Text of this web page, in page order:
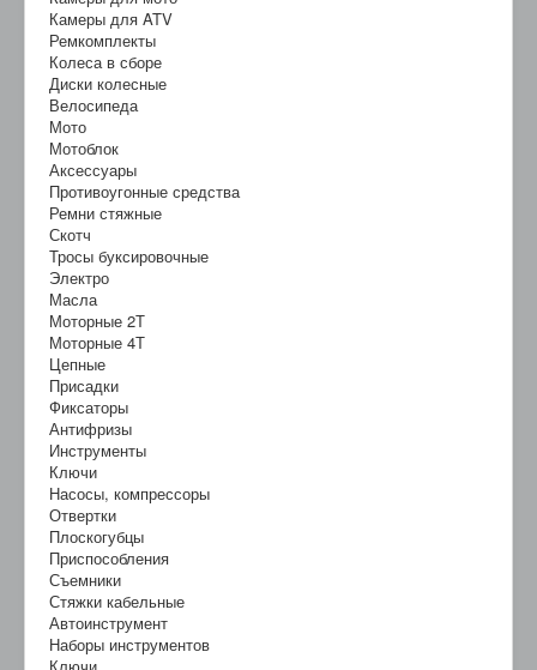
Камеры для ATV
Ремкомплекты
Колеса в сборе
Диски колесные
Велосипеда
Мото
Мотоблок
Аксессуары
Противоугонные средства
Ремни стяжные
Скотч
Тросы буксировочные
Электро
Масла
Моторные 2Т
Моторные 4Т
Цепные
Присадки
Фиксаторы
Антифризы
Инструменты
Ключи
Насосы, компрессоры
Отвертки
Плоскогубцы
Приспособления
Съемники
Стяжки кабельные
Автоинструмент
Наборы инструментов
Ключи